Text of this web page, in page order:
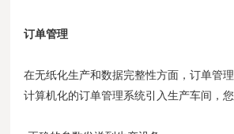
订单管理
在无纸化生产和数据完整性方面，订单管
计算机化的订单管理系统引入生产车间，